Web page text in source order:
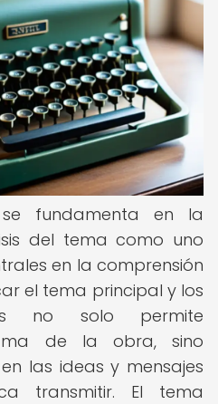
fundamenta en la
del tema como uno
en la comprensión
el tema principal y los
no solo permite
de la obra, sino
las ideas y mensajes
transmitir. El tema